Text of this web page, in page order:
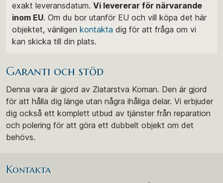
exakt leveransdatum. Vi levererar för närvarande
inom EU. Om du bor utanför EU och vill köpa det här
objektet, vänligen kontakta dig för att fråga om vi
kan skicka till din plats.
Garanti och stöd
Denna vara är gjord av Zlatarstva Koman. Den är gjord
för att hålla dig länge utan några ihåliga delar. Vi erbjuder
dig också ett komplett utbud av tjänster från reparation
och polering för att göra ett dubbelt objekt om det
behövs.
Kontakta